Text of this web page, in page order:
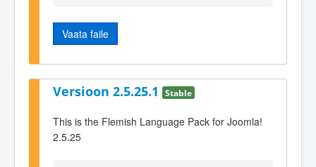
Vaata faile
Versioon 2.5.25.1 Stable
This is the Flemish Language Pack for Joomla!
2.5.25